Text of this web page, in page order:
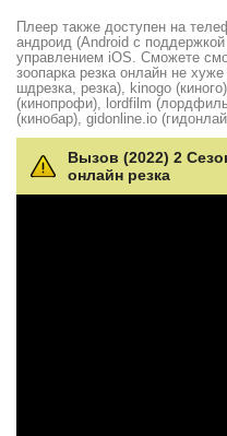
Плеер также доступен на
андроид (Android с
управлением iOS. Сможете
зоопарка резка онлайн не
шдрезка, резка), kinogo
(кинопрофи), lordfilm
(кинобар), gidonline.io
Вызов (2022) 2
онлайн резка